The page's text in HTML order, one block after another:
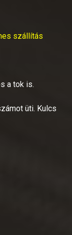
szállítás
a tok is.
üti. Kulcs